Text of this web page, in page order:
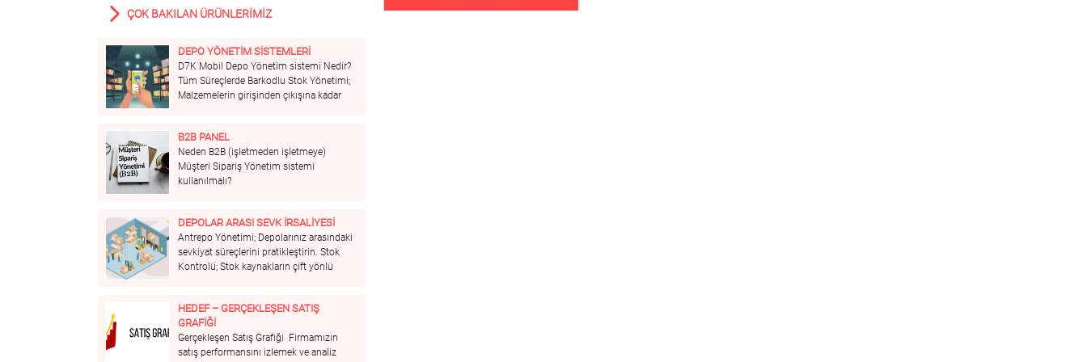
değerlendirmelerini, tekliflerin genel
ÇOK BAKILAN ÜRÜNLERİMİZ
DEPO YÖNETIM SISTEMLERI
D7K Mobil Depo Yönetim sistemi Nedir?
Tüm Süreçlerde Barkodlu Stok Yönetimi;
Malzemelerin girişinden çıkışına kadar
etiketlenerek kimliğine kavuşturulur ve
dinamik adresleyerek üretimin malzeme
taleplerini ve sevkiyatın yönetimini
kolaylaştırır. İzlenebilirlik; Ürünlerin tüm
B2B PANEL
Neden B2B (işletmeden işletmeye)
Müşteri Sipariş Yönetim sistemi
kullanılmalı?
DEPOLAR ARASI SEVK İRSALIYESI
Antrepo Yönetimi; Depolarınız arasındaki
sevkiyat süreçlerini pratikleştirin. Stok
Kontrolü; Stok kaynakların çift yönlü
irsaliyeniz GİB’ e gönderim için hazır.
HEDEF – GERÇEKLEŞEN SATIŞ
GRAFİĞİ
Gerçekleşen Satış Grafiği Firmamızın
satış performansını izlemek ve analiz